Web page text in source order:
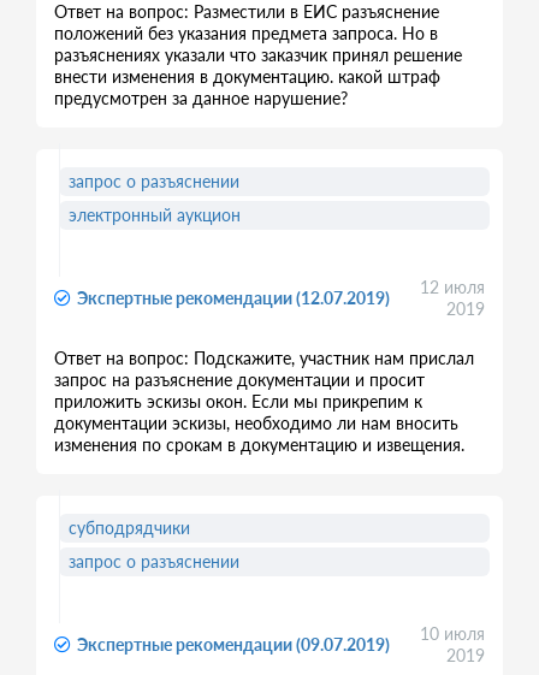
Ответ на вопрос: Разместили в ЕИС разъяснение
положений без указания предмета запроса. Но в
разъяснениях указали что заказчик принял решение
внести изменения в документацию. какой штраф
предусмотрен за данное нарушение?
Экспертные рекомендации (12.07.2019)
12 июля
2019
Ответ на вопрос: Подскажите, участник нам прислал
запрос на разъяснение документации и просит
приложить эскизы окон. Если мы прикрепим к
документации эскизы, необходимо ли нам вносить
изменения по срокам в документацию и извещения.
запрос о разъяснении
электронный аукцион
Экспертные рекомендации (09.07.2019)
10 июля
2019
субподрядчики
запрос о разъяснении